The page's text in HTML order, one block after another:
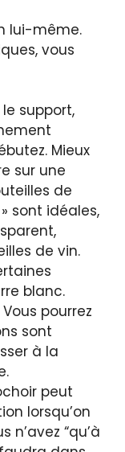
lui-même.
vous
support,
Mieux
sur une
de
sont idéales,
de vin.
blanc.
pourrez
sont
à la
peut
lorsqu’on
n’avez “qu’à